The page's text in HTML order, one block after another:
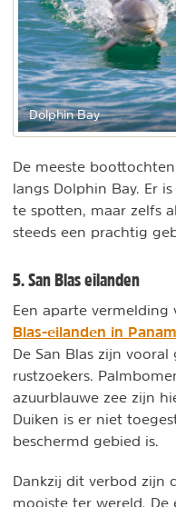
Dolphin Bay
De meeste
langs Dolphin Bay. Er
te spotten, maar zelfs
steeds een prachtig
5. San Blas eilanden
Een aparte vermelding
Blas-eilanden in
De San Blas zijn
rustzoekers.
azuurblauwe zee zijn
Duiken is er niet
beschermd gebied is.
Dankzij dit verbod zijn
mooiste ter wereld.